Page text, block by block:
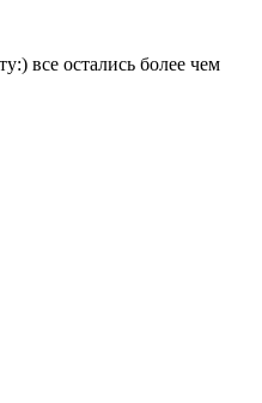
все остались более чем